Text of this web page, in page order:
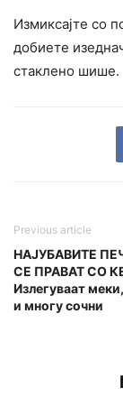
Измиксајте со
добиете
стаклено шише.
Previous article
НАЈУБАВИТЕ
СЕ ПРАВАТ СО
Излегуваат
и многу сочни